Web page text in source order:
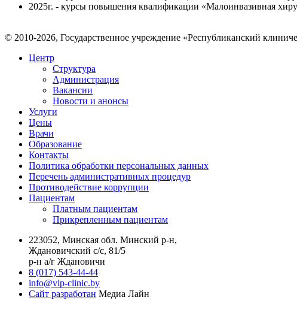
2025г. - курсы повышения квалификации «Малоинвазивная
© 2010-2026, Государственное учреждение «Республиканский
Центр
Структура
Администрация
Вакансии
Новости и анонсы
Услуги
Цены
Врачи
Образование
Контакты
Политика обработки персональных данных
Перечень административных процедур
Противодействие коррупции
Пациентам
Платным пациентам
Прикрепленным пациентам
223052, Минская обл. Минский р-н,
Ждановичский с/с, 81/5
р-н а/г Ждановичи
8 (017) 543-44-44
info@vip-clinic.by
Сайт разработан Медиа Лайн